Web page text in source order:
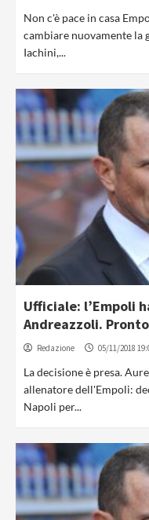
Non c'è pace in casa
cambiare nuovamente la
Iachini,...
Ufficiale: l’Empoli
Andreazzoli.
Redazione 05/11/2018
La decisione è presa.
allenatore dell'Empoli:
Napoli per...